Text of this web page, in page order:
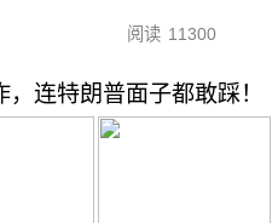
阅读 11300
连特朗普面子都敢踩！